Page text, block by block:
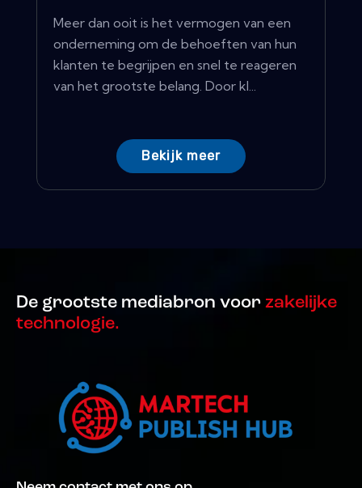
Meer dan ooit is het vermogen van een
onderneming om de behoeften van hun
klanten te begrijpen en snel te reageren
van het grootste belang. Door kl...
Bekijk meer
De grootste mediabron voor zakelijke
technologie.